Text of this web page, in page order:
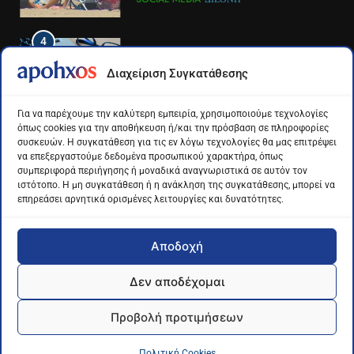
Διαχείριση Συγκατάθεσης
Για να παρέχουμε την καλύτερη εμπειρία, χρησιμοποιούμε τεχνολογίες
όπως cookies για την αποθήκευση ή/και την πρόσβαση σε πληροφορίες
συσκευών. Η συγκατάθεση για τις εν λόγω τεχνολογίες θα μας επιτρέψει
να επεξεργαστούμε δεδομένα προσωπικού χαρακτήρα, όπως
συμπεριφορά περιήγησης ή μοναδικά αναγνωριστικά σε αυτόν τον
ιστότοπο. Η μη συγκατάθεση ή η ανάκληση της συγκατάθεσης, μπορεί να
επηρεάσει αρνητικά ορισμένες λειτουργίες και δυνατότητες.
Αποδοχή
Δεν αποδέχομαι
Προβολή προτιμήσεων
4
στον ΣΚΑΙ
5
Ο Παναγιώτης Στάθης στο
«τιμόνι» του κεντρικού δελτίου
ειδήσεων της ΕΡΤ
LIFESTYLE-MEDIA
Στον ΑΝΤ1 η Σία Κοσιώνη- Η
ανακοίνωση του σταθμού
LIFESTYLE-MEDIA
4
κοινωνικής δικτύωσης και οι
χρησιμοποιούνται
περισσότερο για ενημέρωση,
σε παγκόσμιο επίπεδο
5
Διάστημα: Εντοπίστηκαν για
πρώτη φορά ενδείξεις για τον
άνεμο που εκπέμπει η μαύρη
μας
ΔΙΕΘΝΉ ΕΠΙΣΤΉΜΗ
«στερεύουν» από χιόνι
ΕΛΛΆΔΑ ΕΠΙΣΤΉΜΗ
Apohxos.gr - Ενημέρωση με... υπογραφή © 2026
Powered by George Kontogeorgas -